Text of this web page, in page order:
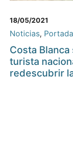
18/05/2021
Noticias, Portada
Costa Blanca
turista
redescubrir